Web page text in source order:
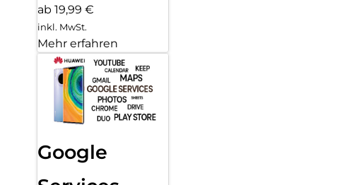
ab 19,99 €
inkl. MwSt.
Mehr erfahren
Google